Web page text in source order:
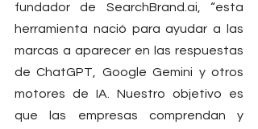
fundador de SearchBrand.ai , “esta
herramienta nació para ayudar a las
marcas a aparecer en las respuestas
de ChatGPT, Google Gemini y otros
motores de IA. Nuestro objetivo es
que las empresas comprendan y